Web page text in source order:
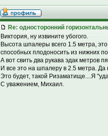
Re: односторонний
Виктория, ну извините убогого.
Высота шпалеры всего 1.5 метра,
способных плодоносить из нижних
А вот свить два рукава эдак метров
И все это на шпалеру в 2.5 метра.
Это будет, такой Ризаматище....Я
С уважением, Михаил.